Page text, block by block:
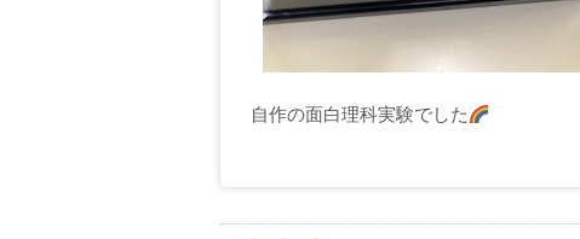
自作の面白理科実験でした